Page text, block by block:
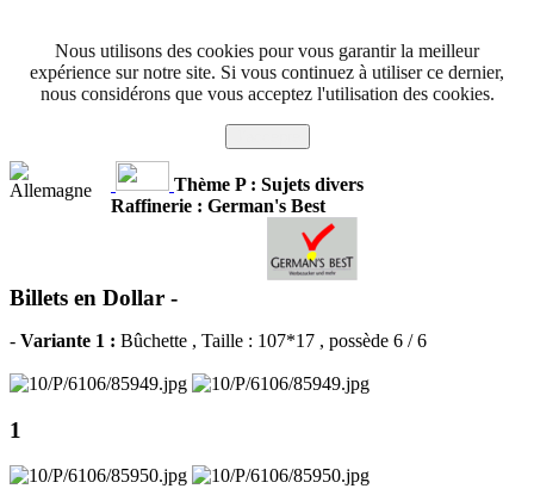
Nous utilisons des cookies pour vous garantir la meilleur
expérience sur notre site. Si vous continuez à utiliser ce dernier,
nous considérons que vous acceptez l'utilisation des cookies.
Thème P : Sujets divers
Raffinerie : German's Best
Billets en Dollar -
- Variante 1 : Bûchette , Taille : 107*17 , possède 6 / 6
1